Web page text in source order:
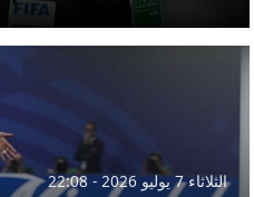
الثلاثاء 7 يوليو 2026 - 22:08